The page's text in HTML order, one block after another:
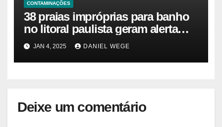
CONTAMINAÇÕES
38 praias impróprias para banho
no litoral paulista geram alerta
ambiental e de saúde pública
JAN 4, 2025 DANIEL WEGE
Deixe um comentário